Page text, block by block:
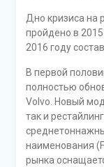
Дно кризиса на
пройдено в
2016 году
В первой
полностью
Volvo. Новый
так и
наименования
рынка